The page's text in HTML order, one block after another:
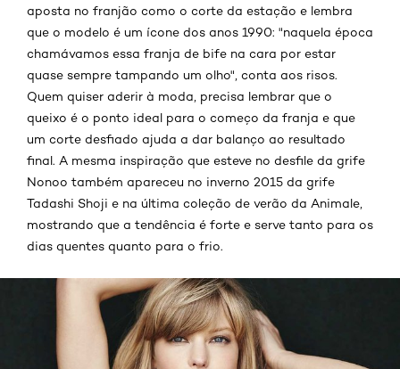
aposta no franjão como o corte da estação e lembra
que o modelo é um ícone dos anos 1990: "naquela época
chamávamos essa franja de bife na cara por estar
quase sempre tampando um olho", conta aos risos.
Quem quiser aderir à moda, precisa lembrar que o
queixo é o ponto ideal para o começo da franja e que
um corte desfiado ajuda a dar balanço ao resultado
final. A mesma inspiração que esteve no desfile da grife
Nonoo também apareceu no inverno 2015 da grife
Tadashi Shoji e na última coleção de verão da Animale,
mostrando que a tendência é forte e serve tanto para os
dias quentes quanto para o frio.